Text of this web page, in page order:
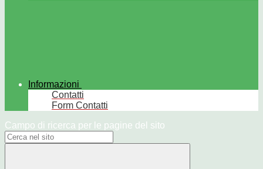
Informazioni
Contatti
Form Contatti
Campo di ricerca per le pagine del sito